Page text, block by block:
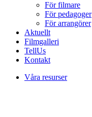
För filmare
För pedagoger
För arrangörer
Aktuellt
Filmgalleri
TellUs
Kontakt
Våra resurser